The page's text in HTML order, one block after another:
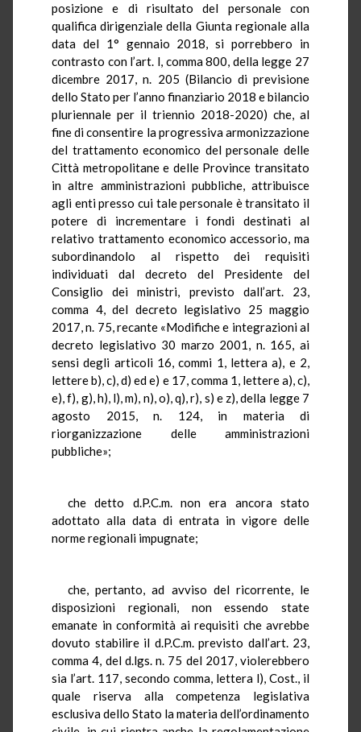
posizione e di risultato del personale con
qualifica dirigenziale della Giunta regionale alla
data del 1° gennaio 2018, si porrebbero in
contrasto con l’art. l, comma 800, della legge 27
dicembre 2017, n. 205 (Bilancio di previsione
dello Stato per l’anno finanziario 2018 e bilancio
pluriennale per il triennio 2018-2020) che, al
fine di consentire la progressiva armonizzazione
del trattamento economico del personale delle
Città metropolitane e delle Province transitato
in altre amministrazioni pubbliche, attribuisce
agli enti presso cui tale personale è transitato il
potere di incrementare i fondi destinati al
relativo trattamento economico accessorio, ma
subordinandolo al rispetto dei requisiti
individuati dal decreto del Presidente del
Consiglio dei ministri, previsto dall’art. 23,
comma 4, del decreto legislativo 25 maggio
2017, n. 75, recante «Modifiche e integrazioni al
decreto legislativo 30 marzo 2001, n. 165, ai
sensi degli articoli 16, commi 1, lettera a), e 2,
lettere b), c), d) ed e) e 17, comma 1, lettere a), c),
e), f), g), h), l), m), n), o), q), r), s) e z), della legge 7
agosto 2015, n. 124, in materia di
riorganizzazione delle amministrazioni
pubbliche»;
che detto d.P.C.m. non era ancora stato
adottato alla data di entrata in vigore delle
norme regionali impugnate;
che, pertanto, ad avviso del ricorrente, le
disposizioni regionali, non essendo state
emanate in conformità ai requisiti che avrebbe
dovuto stabilire il d.P.C.m. previsto dall’art. 23,
comma 4, del d.lgs. n. 75 del 2017, violerebbero
sia l’art. 117, secondo comma, lettera l), Cost., il
quale riserva alla competenza legislativa
esclusiva dello Stato la materia dell’ordinamento